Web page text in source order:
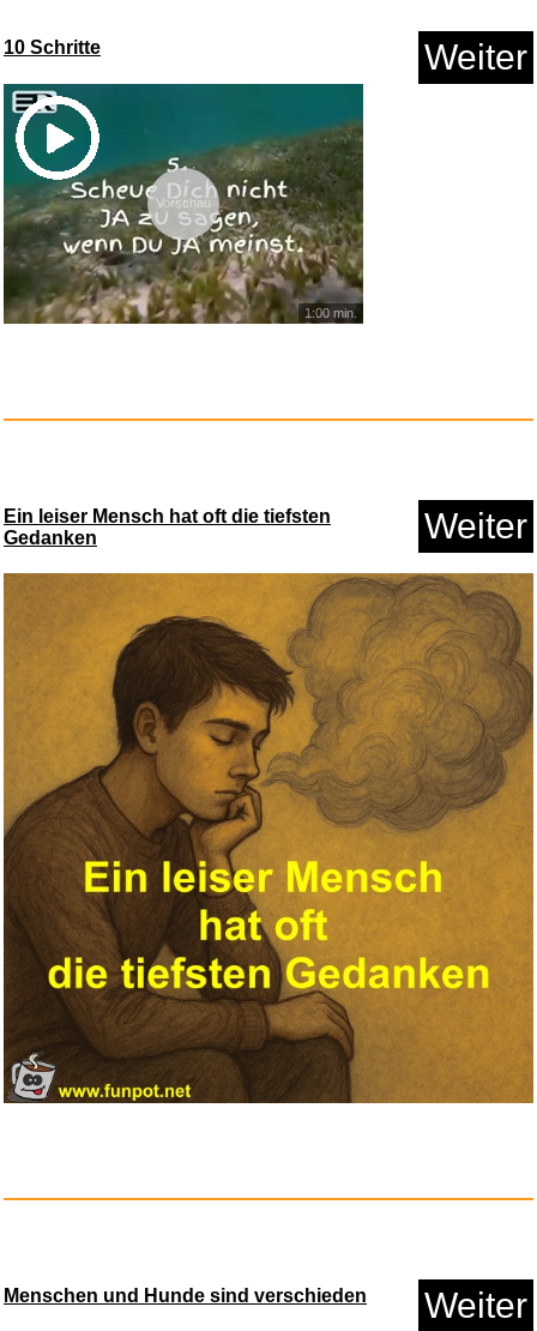
Timex Solar 43mm Edelstahluhr
...
Schlauchschal CoolN...
Anzeige
Rhythm: Motion Control - Glori...
10 Schritte Weiter
Vorschau
1:00 min.
Ein leiser Mensch hat oft die tiefsten
Gedanken
Weiter
Menschen und Hunde sind verschieden Weiter